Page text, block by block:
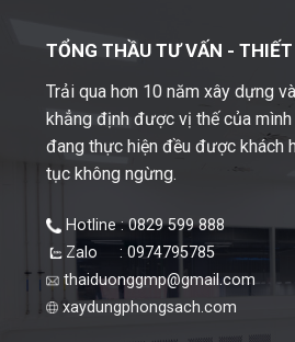
TỔNG THẦU TƯ VẤN -
Trải qua hơn 10 năm xây dựng
khẳng định được vị thế của
đang thực hiện đều được khách
tục không ngừng.
Hotline : 0829 599 888
Zalo : 0974795785
thaiduonggmp@gmail.com
xaydungphongsach.com